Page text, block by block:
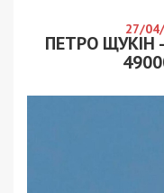
27/
ПЕТРО ЩУКІН